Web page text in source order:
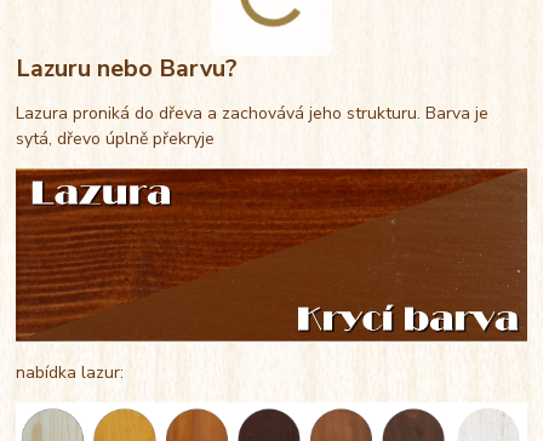
Lazuru nebo Barvu?
Lazura proniká do dřeva a zachovává jeho strukturu. Barva je
sytá, dřevo úplně překryje
nabídka lazur: